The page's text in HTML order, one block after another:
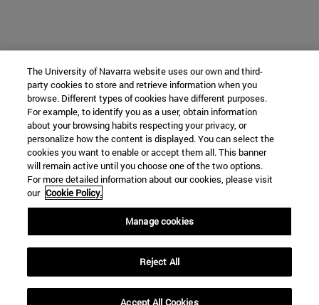
The University of Navarra website uses our own and third-
party cookies to store and retrieve information when you
browse. Different types of cookies have different purposes.
For example, to identify you as a user, obtain information
about your browsing habits respecting your privacy, or
personalize how the content is displayed. You can select the
cookies you want to enable or accept them all. This banner
will remain active until you choose one of the two options.
For more detailed information about our cookies, please visit
our Cookie Policy.
Manage cookies
Reject All
Accept All Cookies